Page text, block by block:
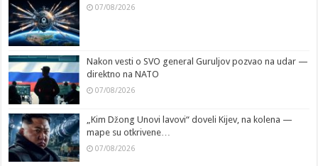
07/08/2026
Nakon vesti o SVO general Guruljov pozvao na udar —
direktno na NATO
07/08/2026
„Kim Džong Unovi lavovi“ doveli Kijev, na kolena —
mape su otkrivene…
07/08/2026